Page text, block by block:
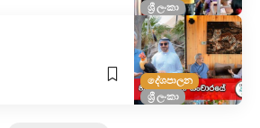
ශ්‍රී ලංකා
දේශපාලන
ශ්‍රී ලංකා